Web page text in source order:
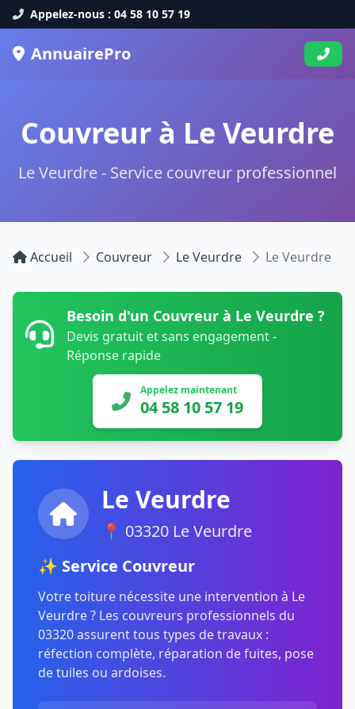
Appelez-nous : 04 58 10 57 19
AnnuairePro
Couvreur à Le Veurdre
Le Veurdre - Service couvreur professionnel
Accueil Couvreur Le Veurdre Le Veurdre
Besoin d'un Couvreur à Le Veurdre ?
Devis gratuit et sans engagement -
Réponse rapide
Appelez maintenant
04 58 10 57 19
Le Veurdre
📍 03320 Le Veurdre
✨ Service Couvreur
Votre toiture nécessite une intervention à Le
Veurdre ? Les couvreurs professionnels du
03320 assurent tous types de travaux :
réfection complète, réparation de fuites, pose
de tuiles ou ardoises.